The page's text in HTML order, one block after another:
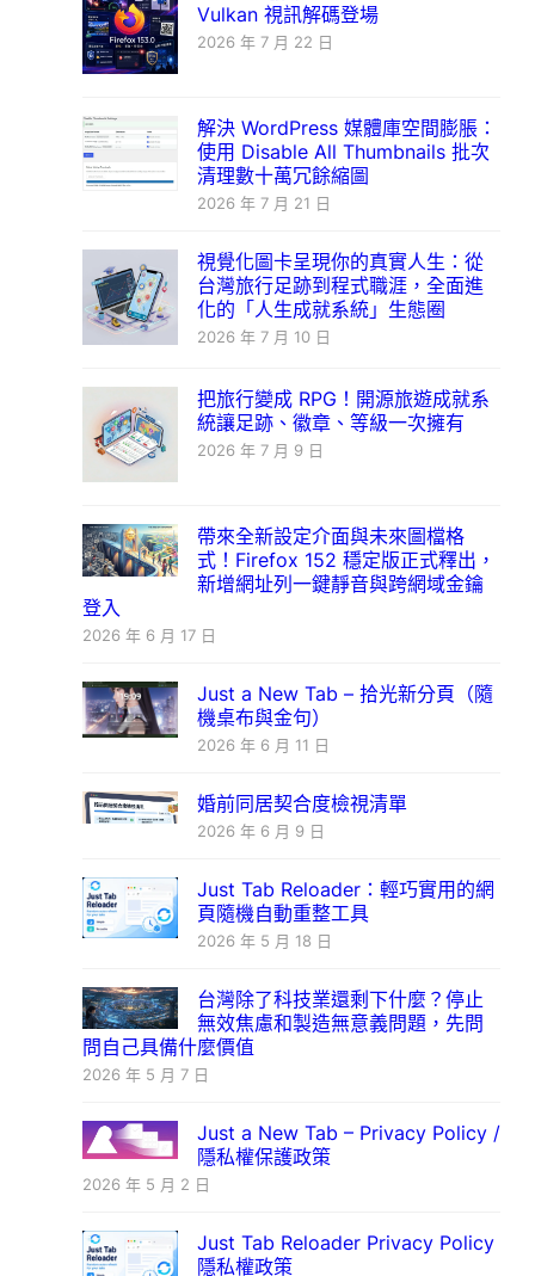
Vulkan 視訊解碼登場
2026 年 7 月 22 日
解決 WordPress 媒體庫空間膨脹：
使用 Disable All Thumbnails 批次
清理數十萬冗餘縮圖
2026 年 7 月 21 日
視覺化圖卡呈現你的真實人生：從
台灣旅行足跡到程式職涯，全面進
化的「人生成就系統」生態圈
2026 年 7 月 10 日
把旅行變成 RPG！開源旅遊成就系
統讓足跡、徽章、等級一次擁有
2026 年 7 月 9 日
帶來全新設定介面與未來圖檔格
式！Firefox 152 穩定版正式釋出，
新增網址列一鍵靜音與跨網域金鑰
登入
2026 年 6 月 17 日
Just a New Tab – 拾光新分頁（隨
機桌布與金句）
2026 年 6 月 11 日
婚前同居契合度檢視清單
2026 年 6 月 9 日
Just Tab Reloader：輕巧實用的網
頁隨機自動重整工具
2026 年 5 月 18 日
台灣除了科技業還剩下什麼？停止
無效焦慮和製造無意義問題，先問
問自己具備什麼價值
2026 年 5 月 7 日
Just a New Tab – Privacy Policy /
隱私權保護政策
2026 年 5 月 2 日
Just Tab Reloader Privacy Policy
隱私權政策